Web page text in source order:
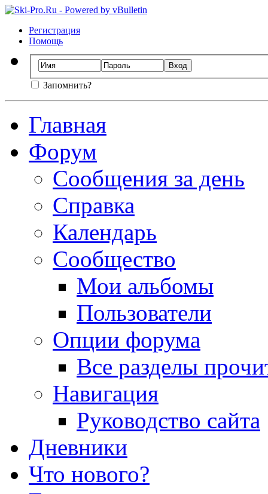
Регистрация
Помощь
Запомнить?
Главная
Форум
Сообщения за день
Справка
Календарь
Сообщество
Мои альбомы
Пользователи
Опции форума
Все разделы
Навигация
Руководство сайта
Дневники
Что нового?